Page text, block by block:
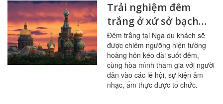
Trải nghiệm đêm
trắng ở xứ sở bạch
dương xinh đẹp
Đêm trắng tại Nga du khách sẽ
được chiêm ngưỡng hiện tường
hoàng hôn kéo dài suốt đêm,
cùng hòa mình tham gia với người
dân vào các lễ hội, sự kiện âm
nhạc, ẩm thực được tổ chức.